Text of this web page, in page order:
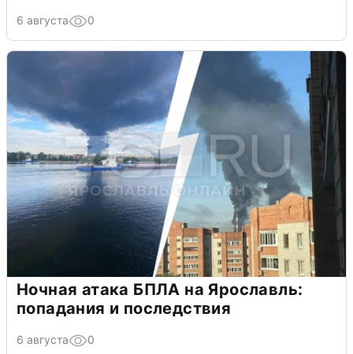
6 августа 0
Ночная атака БПЛА на Ярославль:
попадания и последствия
6 августа 0